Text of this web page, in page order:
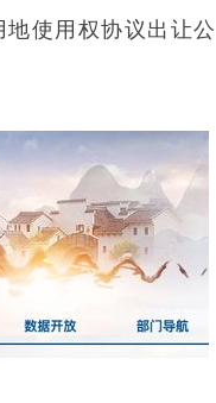
使用权协议出让公